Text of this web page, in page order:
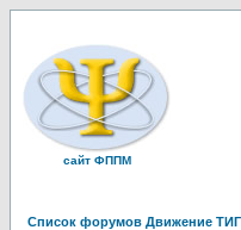
сайт ФППМ
Список форумов Движение